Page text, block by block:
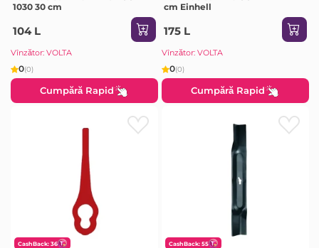
1030 30 cm
104 L
Vînzător: VOLTA
0(0)
Cumpără Rapid
cm Einhell
175 L
Vînzător: VOLTA
0(0)
Cumpără Rapid
CashBack: 36 CashBack: 55